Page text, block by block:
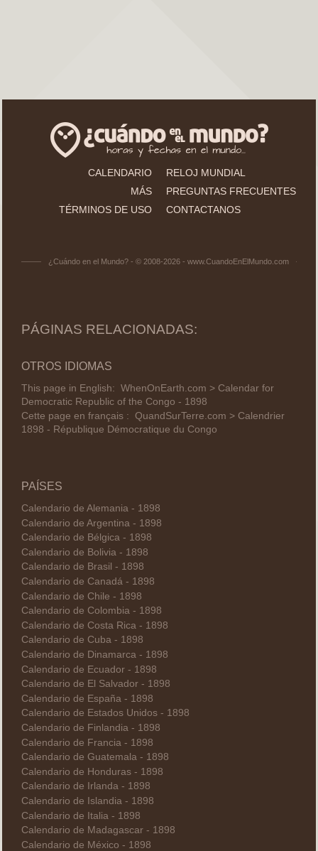
CALENDARIO
RELOJ MUNDIAL
MÁS
PREGUNTAS FRECUENTES
TÉRMINOS DE USO
CONTACTANOS
¿Cuándo en el Mundo? - © 2008-2026 - www.CuandoEnElMundo.com
PÁGINAS RELACIONADAS:
OTROS IDIOMAS
This page in English: WhenOnEarth.com > Calendar for
Democratic Republic of the Congo - 1898
Cette page en français : QuandSurTerre.com > Calendrier
1898 - République Démocratique du Congo
PAÍSES
Calendario de Alemania - 1898
Calendario de Argentina - 1898
Calendario de Bélgica - 1898
Calendario de Bolivia - 1898
Calendario de Brasil - 1898
Calendario de Canadá - 1898
Calendario de Chile - 1898
Calendario de Colombia - 1898
Calendario de Costa Rica - 1898
Calendario de Cuba - 1898
Calendario de Dinamarca - 1898
Calendario de Ecuador - 1898
Calendario de El Salvador - 1898
Calendario de España - 1898
Calendario de Estados Unidos - 1898
Calendario de Finlandia - 1898
Calendario de Francia - 1898
Calendario de Guatemala - 1898
Calendario de Honduras - 1898
Calendario de Irlanda - 1898
Calendario de Islandia - 1898
Calendario de Italia - 1898
Calendario de Madagascar - 1898
Calendario de México - 1898